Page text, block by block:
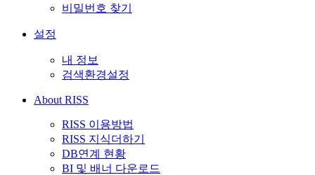
비밀번호 찾기
설정
내 정보
검색환경설정
About RISS
RISS 이용방법
RISS 지식더하기
DB연계 현황
BI 및 배너 다운로드